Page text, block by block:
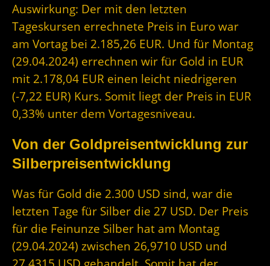
Auswirkung: Der mit den letzten
Tageskursen errechnete Preis in Euro war
am Vortag bei 2.185,26 EUR. Und für Montag
(29.04.2024) errechnen wir für Gold in EUR
mit 2.178,04 EUR einen leicht niedrigeren
(-7,22 EUR) Kurs. Somit liegt der Preis in EUR
0,33% unter dem Vortagesniveau.
Von der Goldpreisentwicklung zur
Silberpreisentwicklung
Was für Gold die 2.300 USD sind, war die
letzten Tage für Silber die 27 USD. Der Preis
für die Feinunze Silber hat am Montag
(29.04.2024) zwischen 26,9710 USD und